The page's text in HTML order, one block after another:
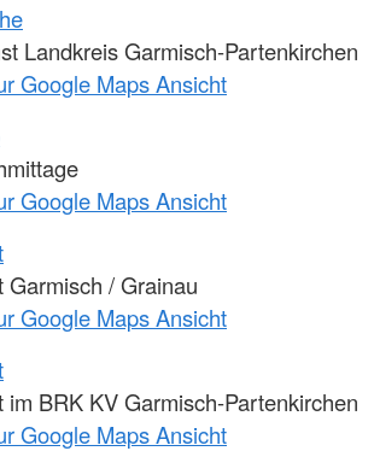
Landkreis Garmisch-Partenkirchen
Google Maps Ansicht
Google Maps Ansicht
Garmisch / Grainau
Google Maps Ansicht
im BRK KV Garmisch-Partenkirchen
Google Maps Ansicht